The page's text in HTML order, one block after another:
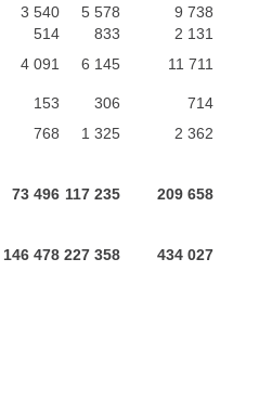
3 540 5 578
9 738
514 833
2 131
4 091 6 145
11 711
153 306
714
768 1 325 2 362
73 496 117 235 209 658
146 478 227 358 434 027